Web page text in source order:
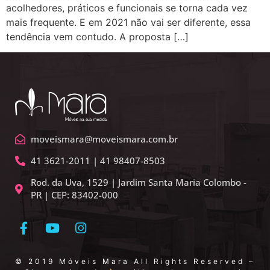
acolhedores, práticos e funcionais se torna cada vez
mais frequente. E em 2021 não vai ser diferente, essa
tendência vem contudo. A proposta […]
moveismara@moveismara.com.br
41 3621-2011 | 41 98407-8503
Rod. da Uva, 1529 | Jardim Santa Maria Colombo -
PR | CEP: 83402-000
© 2019 Móveis Mara All Rights Reserved –